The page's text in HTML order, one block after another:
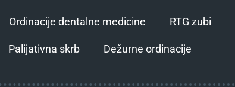
Ordinacije dentalne medicine RTG zubi
Palijativna skrb Dežurne ordinacije